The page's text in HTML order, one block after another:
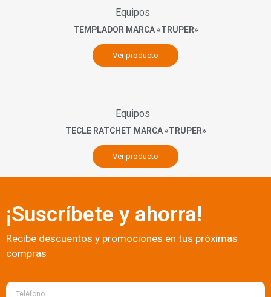
Equipos
TEMPLADOR MARCA «TRUPER»
Ver producto
Equipos
TECLE RATCHET MARCA «TRUPER»
Ver producto
¡Suscríbete y ahorra!
Recibe descuentos y promociones en tus próximas
compras